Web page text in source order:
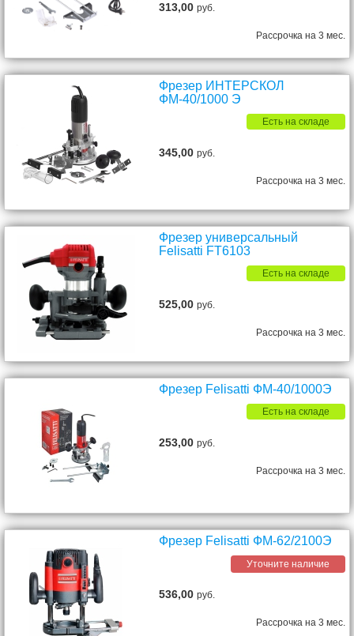
313,00руб.
Рассрочка на 3 мес.
Фрезер ИНТЕРСКОЛ
ФМ-40/1000 Э
Есть на складе
345,00руб.
Рассрочка на 3 мес.
Фрезер универсальный
Felisatti FT6103
Есть на складе
525,00руб.
Рассрочка на 3 мес.
Фрезер Felisatti ФМ-40/1000Э
Есть на складе
253,00руб.
Рассрочка на 3 мес.
Фрезер Felisatti ФМ-62/2100Э
Уточните наличие
536,00руб.
Рассрочка на 3 мес.